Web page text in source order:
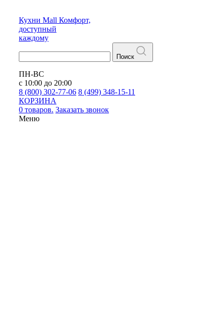
Кухни Mall Комфорт,
доступный
каждому
Поиск
ПН-ВС
с 10:00 до 20:00
8 (800) 302-77-06 8 (499) 348-15-11
КОРЗИНА
0 товаров. Заказать звонок
Меню